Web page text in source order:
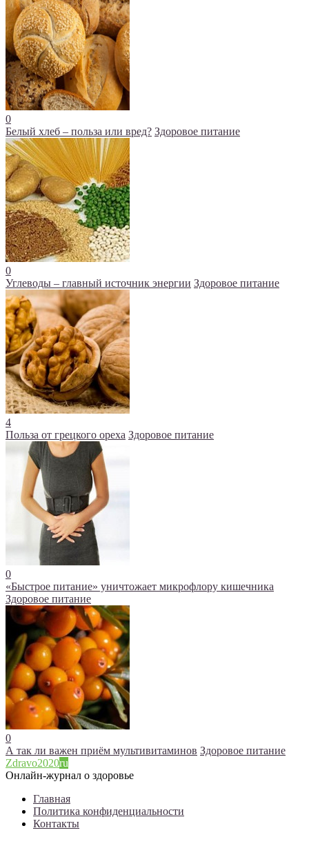
0
Белый хлеб – польза или вред? Здоровое питание
0
Углеводы – главный источник энергии Здоровое питание
4
Польза от грецкого ореха Здоровое питание
0
«Быстрое питание» уничтожает микрофлору кишечника
Здоровое питание
0
А так ли важен приём мультивитаминов Здоровое питание
Zdravo2020ru
Онлайн-журнал о здоровье
Главная
Политика конфиденциальности
Контакты